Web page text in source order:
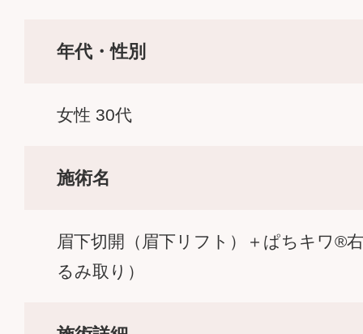
年代・性別
女性 30代
施術名
眉下切開（眉下リフト）＋ぱちキワ®
るみ取り）